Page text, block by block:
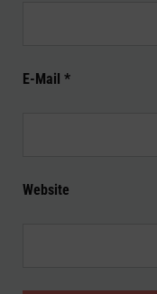
E-Mail *
Website